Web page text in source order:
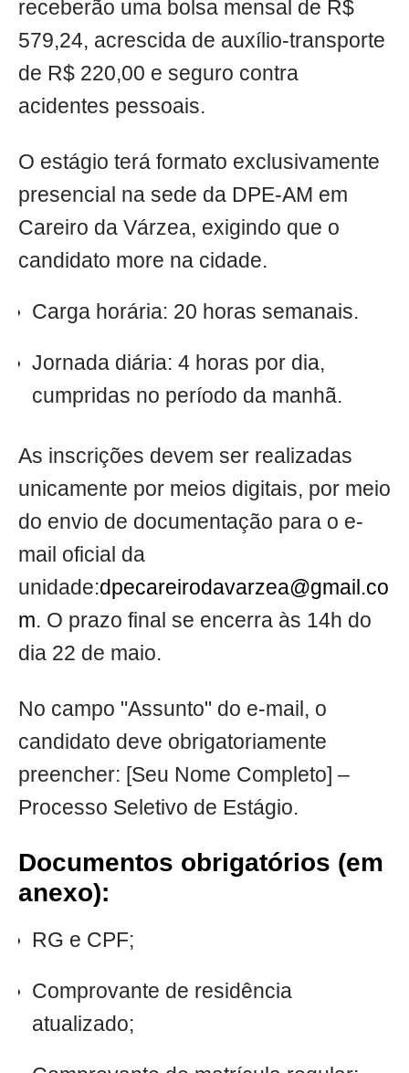
receberão uma bolsa mensal de R$
579,24, acrescida de auxílio-transporte
de R$ 220,00 e seguro contra
acidentes pessoais.
O estágio terá formato exclusivamente
presencial na sede da DPE-AM em
Careiro da Várzea, exigindo que o
candidato more na cidade.
Carga horária: 20 horas semanais.
Jornada diária: 4 horas por dia,
cumpridas no período da manhã.
As inscrições devem ser realizadas
unicamente por meios digitais, por meio
do envio de documentação para o e-
mail oficial da
unidade:dpecareirodavarzea@gmail.co
m. O prazo final se encerra às 14h do
dia 22 de maio.
No campo "Assunto" do e-mail, o
candidato deve obrigatoriamente
preencher: [Seu Nome Completo] –
Processo Seletivo de Estágio.
Documentos obrigatórios (em
anexo):
RG e CPF;
Comprovante de residência
atualizado;